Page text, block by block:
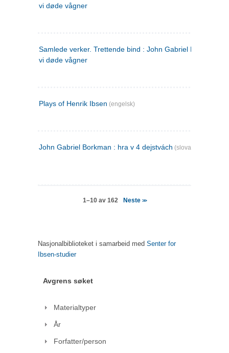
vi døde vågner
Samlede verker. Trettende bind : John Gabriel Borkman ;
vi døde vågner
Plays of Henrik Ibsen (engelsk)
John Gabriel Borkman : hra v 4 dejstvách (slovakisk)
1–10 av 162 Neste >>
Nasjonalbiblioteket i samarbeid med Senter for
Ibsen-studier
Avgrens søket
Materialtyper
År
Forfatter/person